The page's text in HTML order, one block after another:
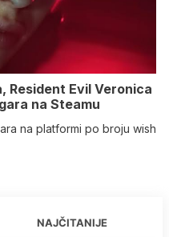
Resident Evil Veronica
na Steamu
na platformi po broju wish
NAJČITANIJE